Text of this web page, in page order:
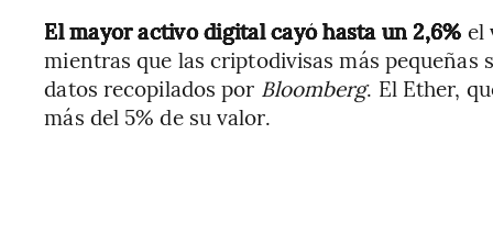
El mayor activo digital cayó hasta un 2,6% el
mientras que las criptodivisas más
datos recopilados por Bloomberg. El Ether,
más del 5% de su valor.